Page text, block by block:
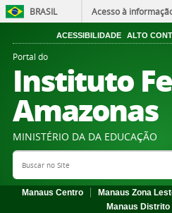
BRASIL Acesso à
ACESSIBILIDADE ALTO
Portal do
Instituto
Amazonas
MINISTÉRIO DA DA EDUCAÇÃO
Search Site
Manaus Centro Manaus Zona
Manaus Distrito